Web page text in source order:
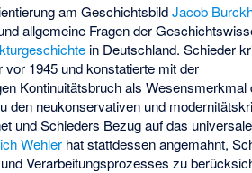
am GeschichtsbildJacob
allgemeine Fragen der
in Deutschland. Schieder
1945 und konstatierte mit der
Kontinuitätsbruch als Wesensmerkmal
den neukonservativen und
und Schieders Bezug auf das universale
Wehler hat stattdessen angemahnt,
Verarbeitungsprozesses zu